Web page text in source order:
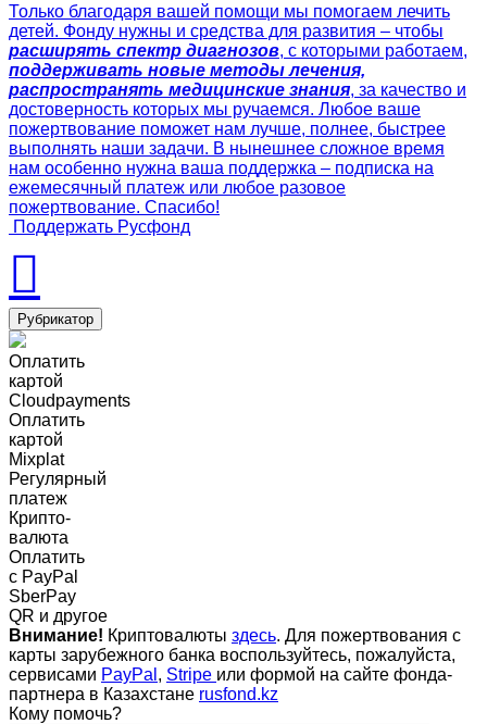
Только благодаря вашей помощи мы помогаем лечить
детей. Фонду нужны и средства для развития – чтобы
расширять спектр диагнозов, с которыми работаем,
поддерживать новые методы лечения,
распространять медицинские знания, за качество и
достоверность которых мы ручаемся. Любое ваше
пожертвование поможет нам лучше, полнее, быстрее
выполнять наши задачи. В нынешнее сложное время
нам особенно нужна ваша поддержка – подписка на
ежемесячный платеж или любое разовое
пожертвование. Спасибо!
Поддержать Русфонд
Рубрикатор
Оплатить
картой
Cloudpayments
Оплатить
картой
Mixplat
Регулярный
платеж
Крипто-
валюта
Оплатить
c PayPal
SberPay
QR и другое
Внимание! Криптовалюты здесь. Для пожертвования с
карты зарубежного банка воспользуйтесь, пожалуйста,
сервисами PayPal , Stripe или формой на сайте фонда-
партнера в Казахстане rusfond.kz
Кому помочь?